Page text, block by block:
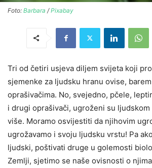
Foto: Barbara /Pixabay
Tri od četiri usjeva diljem svijeta koji
sjemenke za ljudsku hranu ovise,
oprašivačima. No, svejedno, pčele,
i drugi oprašivači, ugroženi su
više. Moramo osvijestiti da njihovim
ugrožavamo i svoju ljudsku vrstu! Pa
ljudski, poštivati druge u golemosti
Zemlji, sjetimo se naše ovisnosti o